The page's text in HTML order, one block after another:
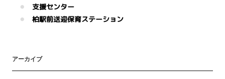
支援センター
柏駅前送迎保育ステーション
アーカイブ